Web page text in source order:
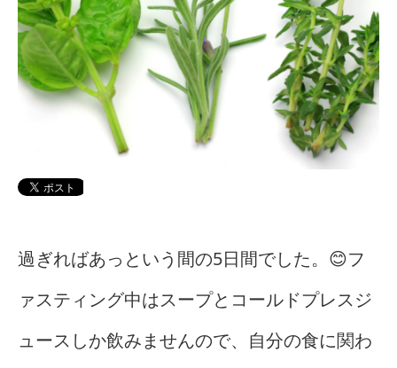
過ぎればあっという間の5日間でした。😊フ
ァスティング中はスープとコールドプレスジ
ュースしか飲みませんので、自分の食に関わ